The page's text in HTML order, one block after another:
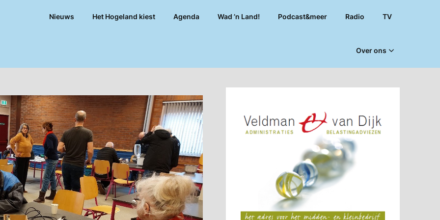
Nieuws Het Hogeland kiest Agenda Wad ’n Land! Podcast&meer Radio TV
Over ons